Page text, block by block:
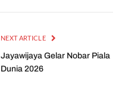
NEXT ARTICLE
Jayawijaya Gelar Nobar Piala
Dunia 2026